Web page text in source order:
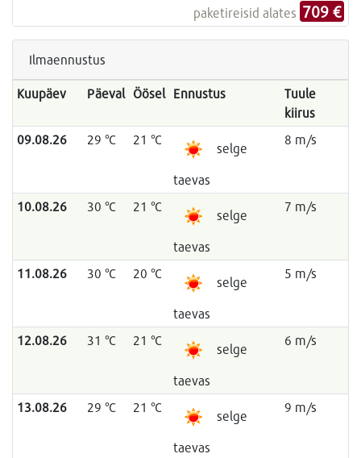
paketireisid alates 709 €
Ilmaennustus
Kuupäev Päeval Öösel Ennustus
Tuule
kiirus
09.08.26
29 °C 21 °C
selge
taevas
8 m/s
10.08.26 30 °C 21 °C
selge
taevas
7 m/s
11.08.26 30 °C 20 °C
selge
taevas
5 m/s
12.08.26 31 °C 21 °C
selge
taevas
6 m/s
13.08.26 29 °C 21 °C
selge
taevas
9 m/s